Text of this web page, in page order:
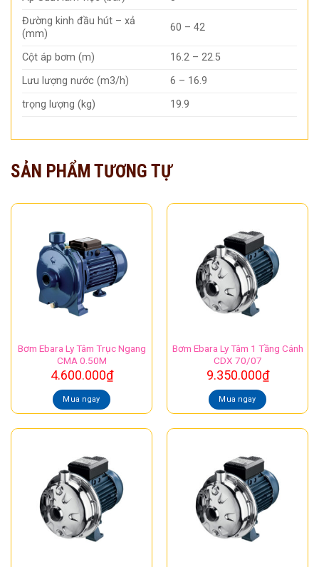
Đường kinh đầu hút – xả
(mm)
60 – 42
Cột áp bơm (m)
16.2 – 22.5
Lưu lượng nước (m3/h)
6 – 16.9
trọng lượng (kg)
19.9
SẢN PHẨM TƯƠNG TỰ
Bơm Ebara Ly Tâm Trục Ngang
CMA 0.50M
4.600.000₫
Mua ngay
Bơm Ebara Ly Tâm 1 Tầng Cánh
CDX 70/07
9.350.000₫
Mua ngay